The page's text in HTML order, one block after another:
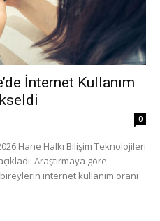
İnternet Kullanım
0
Hane Halkı Bilişim Teknolojileri
Araştırmaya göre
internet kullanım oranı